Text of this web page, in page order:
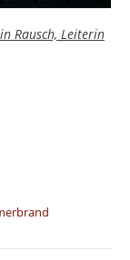
Rausch, Leiterin